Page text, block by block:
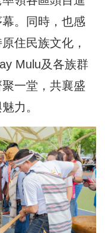
。同時，也感
住民族文化，
Mulu及各族群
一堂，共襄盛
力。